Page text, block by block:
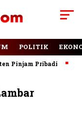
POLITIK
Pribadi